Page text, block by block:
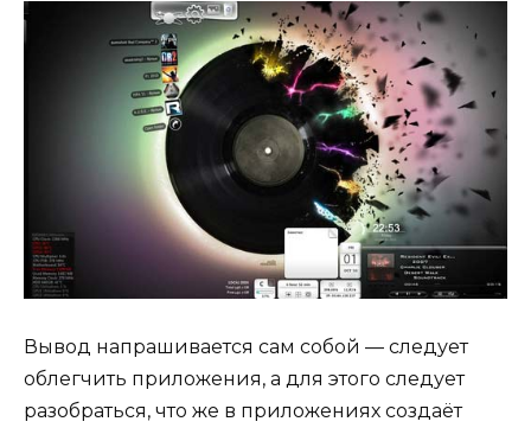
Вывод напрашивается сам собой — следует
облегчить приложения, а для этого следует
разобраться, что же в приложениях создаёт